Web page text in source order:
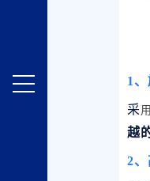
1、
采 用
越
2、